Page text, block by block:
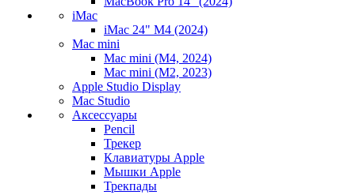
iMac
iMac 24" M4 (2024)
Mac mini
Mac mini (M4, 2024)
Mac mini (M2, 2023)
Apple Studio Display
Mac Studio
Аксессуары
Pencil
Трекер
Клавиатуры Apple
Мышки Apple
Трекпады